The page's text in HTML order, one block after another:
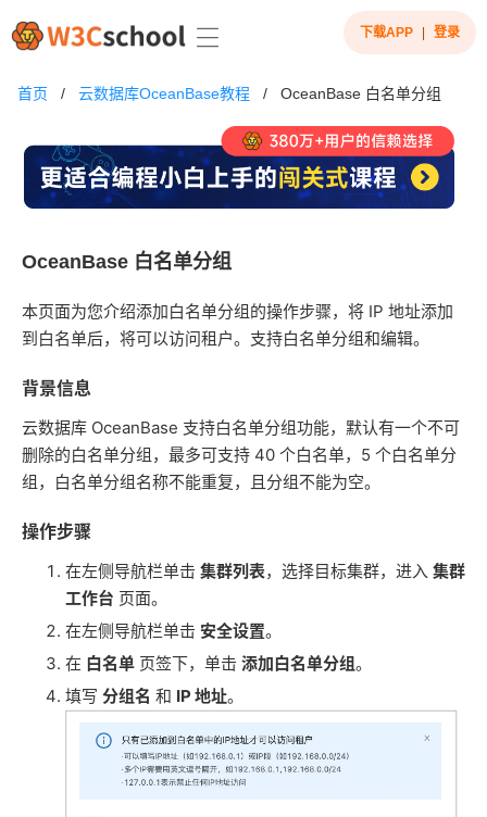
下载APP 登录
首页 / 云数据库OceanBase教程 / OceanBase 白名单分组
OceanBase 白名单分组
本页面为您介绍添加白名单分组的操作步骤，将 IP 地址添加
到白名单后，将可以访问租户。支持白名单分组和编辑。
背景信息
云数据库 OceanBase 支持白名单分组功能，默认有一个不可
删除的白名单分组，最多可支持 40 个白名单，5 个白名单分
组，白名单分组名称不能重复，且分组不能为空。
操作步骤
在左侧导航栏单击 集群列表，选择目标集群，进入 集群
工作台 页面。
在左侧导航栏单击 安全设置。
在 白名单 页签下，单击 添加白名单分组。
填写 分组名 和 IP 地址。